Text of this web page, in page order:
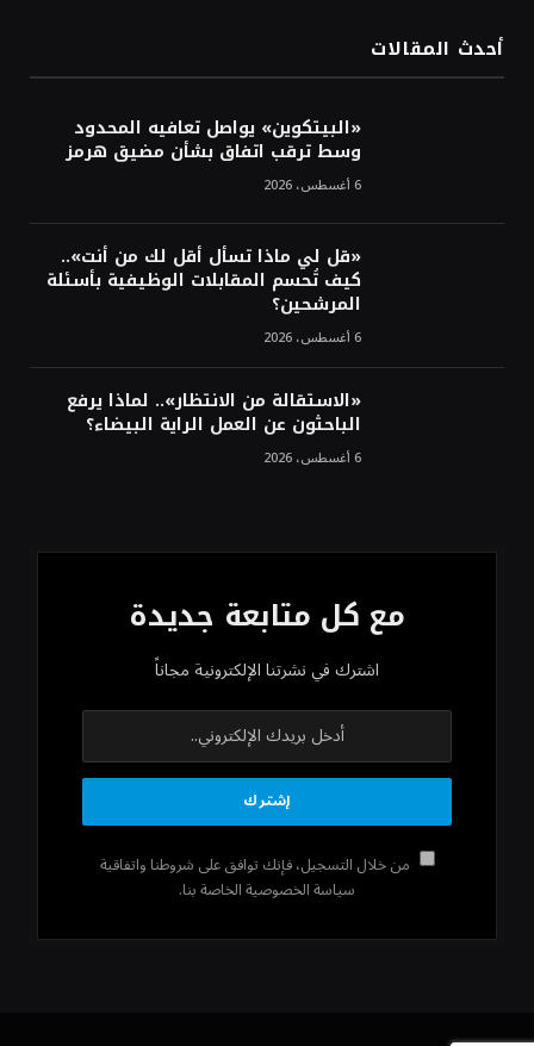
ترقب تطورات الوساطة بشأن الحرب
أحدث المقالات
«البيتكوين» يواصل تعافيه المحدود
وسط ترقب اتفاق بشأن مضيق هرمز
6 أغسطس، 2026
«قل لي ماذا تسأل أقل لك من أنت»..
كيف تُحسم المقابلات الوظيفية بأسئلة
المرشحين؟
6 أغسطس، 2026
«الاستقالة من الانتظار».. لماذا يرفع
الباحثون عن العمل الراية البيضاء؟
6 أغسطس، 2026
مع كل متابعة جديدة
اشترك في نشرتنا الإلكترونية مجاناً
من خلال التسجيل، فإنك توافق على شروطنا واتفاقية
سياسة الخصوصية الخاصة بنا.